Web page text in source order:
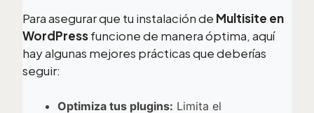
Para asegurar que tu instalación de Multisite en
WordPressfuncione de manera óptima, aquí
hay algunas mejores prácticas que deberías
seguir:
Optimiza tus plugins: Limita el